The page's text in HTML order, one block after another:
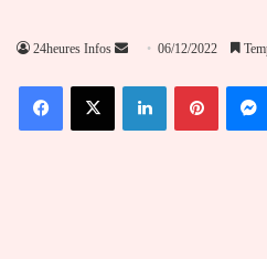
24heures Infos
Envoyer
courriel
06/12/2022
FacebookX Linkedin